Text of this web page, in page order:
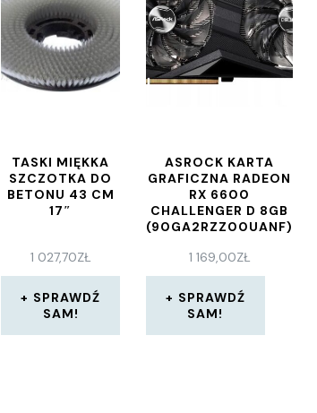
TASKI MIĘKKA
SZCZOTKA DO
BETONU 43 CM
17″
1 027,70ZŁ
SPRAWDŹ
SAM!
ASROCK KARTA
GRAFICZNA RADEON
RX 6600
CHALLENGER D 8GB
(90GA2RZZ00UANF)
1 169,00ZŁ
SPRAWDŹ
SAM!